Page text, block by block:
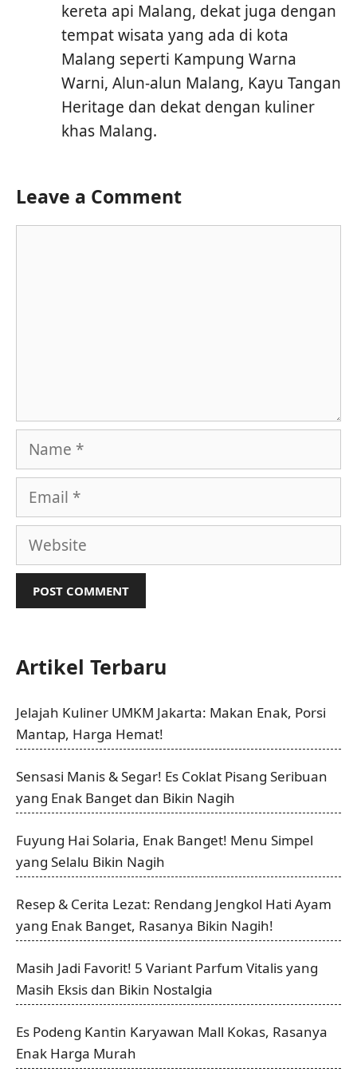
kereta api Malang, dekat juga dengan
tempat wisata yang ada di kota
Malang seperti Kampung Warna
Warni, Alun-alun Malang, Kayu Tangan
Heritage dan dekat dengan kuliner
khas Malang.
Leave a Comment
Name
Email
Website
Artikel Terbaru
Jelajah Kuliner UMKM Jakarta: Makan Enak, Porsi
Mantap, Harga Hemat!
Sensasi Manis & Segar! Es Coklat Pisang Seribuan
yang Enak Banget dan Bikin Nagih
Fuyung Hai Solaria, Enak Banget! Menu Simpel
yang Selalu Bikin Nagih
Resep & Cerita Lezat: Rendang Jengkol Hati Ayam
yang Enak Banget, Rasanya Bikin Nagih!
Masih Jadi Favorit! 5 Variant Parfum Vitalis yang
Masih Eksis dan Bikin Nostalgia
Es Podeng Kantin Karyawan Mall Kokas, Rasanya
Enak Harga Murah